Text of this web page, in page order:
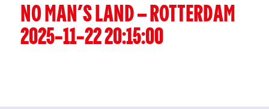
NO MAN’S LAND – ROTTERDAM
2025-11-22 20:15:00